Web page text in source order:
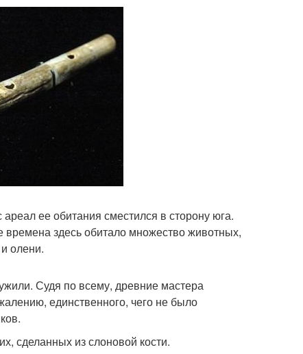
ее обитания сместился в сторону юга.
времена здесь обитало множество животных,
олени.
Судя по всему, древние мастера
единственного, чего не было
сделанных из слоновой кости.